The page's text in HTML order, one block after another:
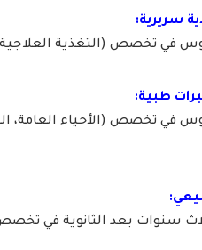
في تخصص (التغذية العلاجية)
في تخصص (الأحياء العامة،
سنوات بعد الثانوية في